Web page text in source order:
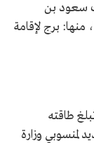
سعود بن
الصحية. ويتكون من 14 طابقًا، منها: برج لإقامة
طاقته
لمنسوبي وزارة